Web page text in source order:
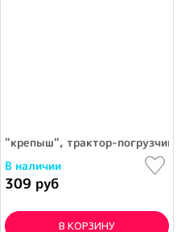
№2 и ковшом
"крепыш", трактор-погрузчик
В наличии
309 руб
В КОРЗИНУ